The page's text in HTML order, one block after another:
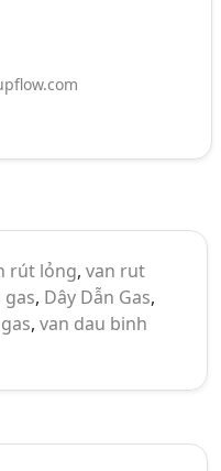
rút lỏng, van rut
, Dây Dẫn Gas,
, van dau binh